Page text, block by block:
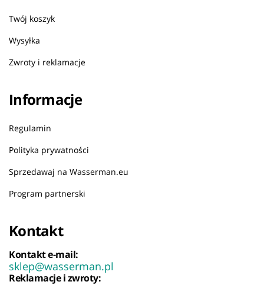
Twój koszyk
Wysyłka
Zwroty i reklamacje
Informacje
Regulamin
Polityka prywatności
Sprzedawaj na Wasserman.eu
Program partnerski
Kontakt
Kontakt e-mail:
sklep@wasserman.pl
Reklamacje i zwroty: